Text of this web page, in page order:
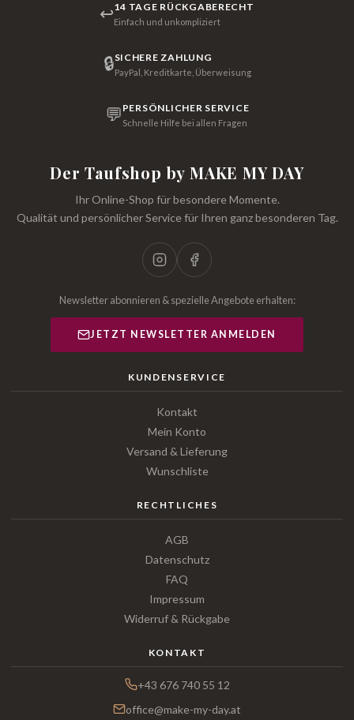
↩14 TAGE RÜCKGABERECHT
Einfach und unkompliziert
🔒SICHERE ZAHLUNG
PayPal, Kreditkarte, Überweisung
💬 PERSÖNLICHER SERVICE
Schnelle Hilfe bei allen Fragen
Der Taufshop by MAKE MY DAY
Ihr Online-Shop für besondere Momente.
Qualität und persönlicher Service für Ihren ganz besonderen Tag.
Newsletter abonnieren & spezielle Angebote erhalten:
JETZT NEWSLETTER ANMELDEN
KUNDENSERVICE
Kontakt
Mein Konto
Versand & Lieferung
Wunschliste
RECHTLICHES
AGB
Datenschutz
FAQ
Impressum
Widerruf & Rückgabe
KONTAKT
+43 676 740 55 12
office@make-my-day.at